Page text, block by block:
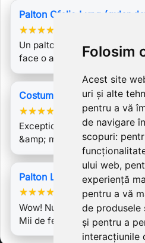
Folosim
Acest site
uri și alte
pentru a vă
de navigare
scopuri:
ului web,
experiență
pentru a vă
de produsele
și pentru a
interacțiunile
Palton Ofelia Lung (guler
★★★★
Un palton elegant, foarte
face o alegere mai buna!
Costum Helga
★★★★
Exceptional costumul. A
&amp; materialul este de
Palton Ligia 3
★★★★
Wow! Nu am vazut un palton
Mii de felicitari pentru